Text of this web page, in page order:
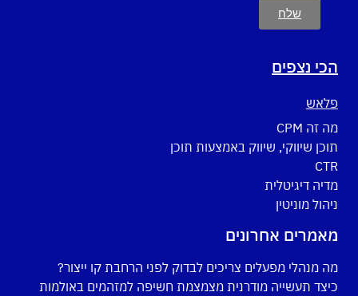
שלח
הכי נצפים
פלאש
מה זה CPM
תוכן שיווקי, שיווק באמצעות תוכן
CTR
מדיה דיגיטלית
ניהול מוניטין
מאמרים אחרונים
מה מנהלי מפעלים צריכים לבדוק לפני הרחבת קו ייצור?
כיצד תעשייה מודרנית מצמצמת חשיפה למזהמים באולמות